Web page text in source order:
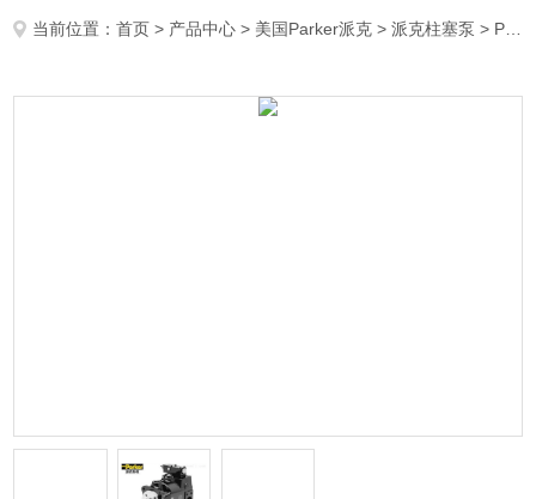
当前位置：首页 > 产品中心 > 美国Parker派克 >派克柱塞泵 > PV140R1K1T1VMMC成都亿宇有PARKER派克PV140变量柱塞油泵